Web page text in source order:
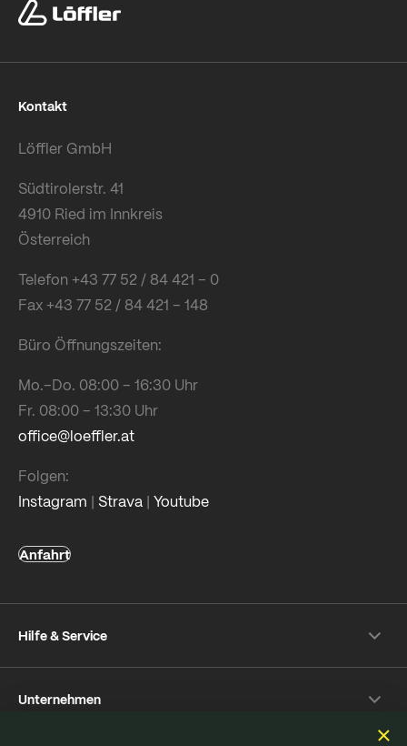
Kontakt
Löffler GmbH
Südtirolerstr. 41
4910 Ried im Innkreis
Österreich
Telefon +43 77 52 / 84 421 – 0
Fax +43 77 52 / 84 421 – 148
Büro Öffnungszeiten:
Mo.–Do. 08:00 – 16:30 Uhr
Fr. 08:00 – 13:30 Uhr
office@loeffler.at
Folgen:
Instagram | Strava | Youtube
Anfahrt
Hilfe & Service
Rückversand
Unternehmen